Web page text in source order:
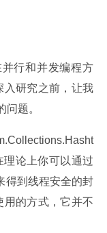
并行和并发编程方
入研究之前，让我
题。
论上你可以通过
得到线程安全的封
用的方式，它并不